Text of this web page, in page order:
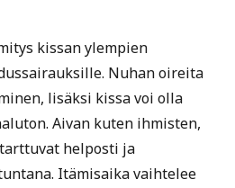
kissan ylempien
Nuhan oireita
lisäksi kissa voi olla
Aivan kuten ihmisten,
helposti ja
Itämisaika vaihtelee